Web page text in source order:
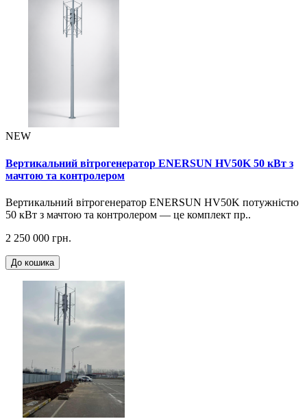
NEW
Вертикальний вітрогенератор ENERSUN HV50K 50 кВт з
мачтою та контролером
Вертикальний вітрогенератор ENERSUN HV50K потужністю
50 кВт з мачтою та контролером — це комплект пр..
2 250 000 грн.
До кошика